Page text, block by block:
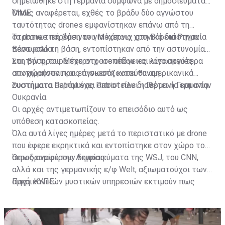
ΜΜΕ.
Όπως αναφέρεται, εχθές το βράδυ δύο αγνώστου
ταυτότητας drones εμφανίστηκαν επάνω από τη
στρατιωτική βάση του Μέχερνιχ στη Βόρεια Ρηνανία
Βεστφαλία.
Τα drones παρέμειναν για κάποιο χρονικό διάστημα
πάνω από τη βάση, εντοπίστηκαν από την αστυνομία
και την φρουρά του στρατοπέδου και λίγο αργότερα
αποχώρησαν προς άγνωστη κατεύθυνση.
Στη βάση του Μέχερνιχ -σε υπόγειες κατασκευές-
συντηρούνται και επισκευάζονται τα αμερικανικά
συστήματα αεράμυνας Patriot που διαθέτει η Γερμανία.
Συστήματα Patriot έχει αποστείλει η Γερμανία και στην
Ουκρανία.
Οι αρχές αντιμετωπίζουν το επεισόδιο αυτό ως
υπόθεση κατασκοπείας.
Όλα αυτά λίγες ημέρες μετά το περιστατικό με drone
που έφερε εκρηκτικά και εντοπίστηκε στον χώρο του
αεροδρομίου της Λειψίας.
Όπως αναφέρουν δημοσιεύματα της WSJ, του CNN,
αλλά και της γερμανικής ε/φ Welt, αξιωματούχοι των
αμερικανικών μυστικών υπηρεσιών εκτιμούν πως
Πηγή: ΚΥΠΕ